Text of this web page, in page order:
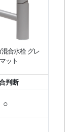
合水栓 グレ
ット
判断
○